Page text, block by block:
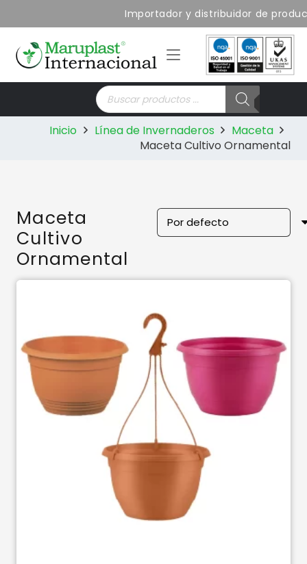
Importador y distribuidor de
Búsqueda
de
productos
Inicio Línea de Invernaderos
Maceta
Maceta Cultivo Ornamental
Maceta
Cultivo
Ornamental